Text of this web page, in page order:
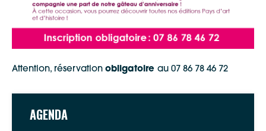
AGENDA
Attention, réservation obligatoire au 07 86 78 46 72
ShareThis is disabled. Allow
Apple Plans